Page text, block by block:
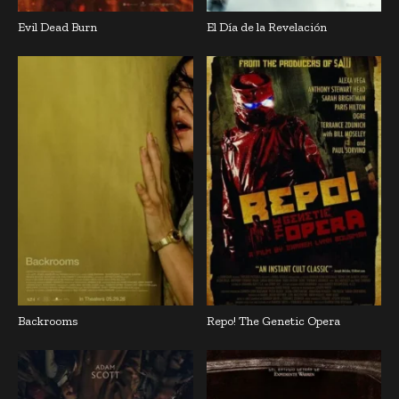
Evil Dead Burn El Día de la Revelación
Backrooms Repo! The Genetic Opera